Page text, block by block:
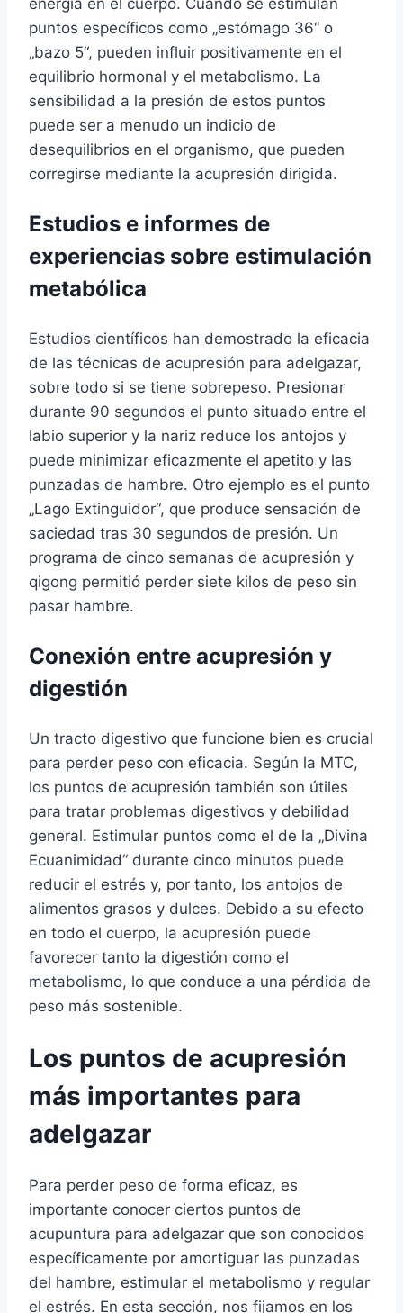
puntos específicos como „estómago 36“ o
„bazo 5“, pueden influir positivamente en el
equilibrio hormonal y el metabolismo. La
sensibilidad a la presión de estos puntos
puede ser a menudo un indicio de
desequilibrios en el organismo, que pueden
corregirse mediante la acupresión dirigida.
Estudios e informes de
experiencias sobre estimulación
metabólica
Estudios científicos han demostrado la eficacia
de las técnicas de acupresión para adelgazar,
sobre todo si se tiene sobrepeso. Presionar
durante 90 segundos el punto situado entre el
labio superior y la nariz reduce los antojos y
puede minimizar eficazmente el apetito y las
punzadas de hambre. Otro ejemplo es el punto
„Lago Extinguidor“, que produce sensación de
saciedad tras 30 segundos de presión. Un
programa de cinco semanas de acupresión y
qigong permitió perder siete kilos de peso sin
pasar hambre.
Conexión entre acupresión y
digestión
Un tracto digestivo que funcione bien es crucial
para perder peso con eficacia. Según la MTC,
los puntos de acupresión también son útiles
para tratar problemas digestivos y debilidad
general. Estimular puntos como el de la „Divina
Ecuanimidad“ durante cinco minutos puede
reducir el estrés y, por tanto, los antojos de
alimentos grasos y dulces. Debido a su efecto
en todo el cuerpo, la acupresión puede
favorecer tanto la digestión como el
metabolismo, lo que conduce a una pérdida de
peso más sostenible.
Los puntos de acupresión
más importantes para
adelgazar
Para perder peso de forma eficaz, es
importante conocer ciertos puntos de
acupuntura para adelgazar que son conocidos
específicamente por amortiguar las punzadas
del hambre, estimular el metabolismo y regular
el estrés. En esta sección, nos fijamos en los